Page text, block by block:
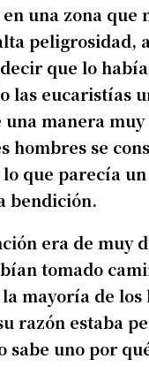
una zona que
peligrosidad,
que lo
las eucaristías
manera
hombres se
que parecía un
bendición.
era de muy
tomado
mayoría de los
razón estaba
sabe uno por